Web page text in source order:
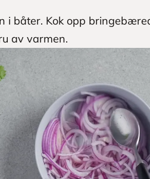
i båter. Kok opp
av varmen.